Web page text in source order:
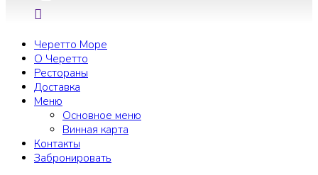
Черетто Море
О Черетто
Рестораны
Доставка
Меню
Основное меню
Винная карта
Контакты
Забронировать